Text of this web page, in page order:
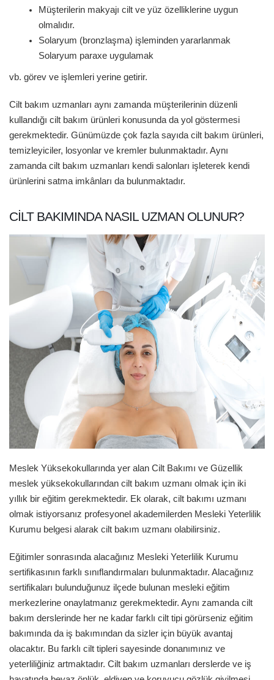
Müşterilerin makyajı cilt ve yüz özelliklerine uygun
olmalıdır.
Solaryum (bronzlaşma) işleminden yararlanmak
Solaryum paraxe uygulamak
vb. görev ve işlemleri yerine getirir.
Cilt bakım uzmanları aynı zamanda müşterilerinin düzenli
kullandığı cilt bakım ürünleri konusunda da yol göstermesi
gerekmektedir. Günümüzde çok fazla sayıda cilt bakım ürünleri,
temizleyiciler, losyonlar ve kremler bulunmaktadır. Aynı
zamanda cilt bakım uzmanları kendi salonları işleterek kendi
ürünlerini satma imkânları da bulunmaktadır.
CILT BAKIMINDA NASIL UZMAN OLUNUR?
Meslek Yüksekokullarında yer alan Cilt Bakımı ve Güzellik
meslek yüksekokullarından cilt bakım uzmanı olmak için iki
yıllık bir eğitim gerekmektedir. Ek olarak, cilt bakımı uzmanı
olmak istiyorsanız profesyonel akademilerden Mesleki Yeterlilik
Kurumu belgesi alarak cilt bakım uzmanı olabilirsiniz.
Eğitimler sonrasında alacağınız Mesleki Yeterlilik Kurumu
sertifikasının farklı sınıflandırmaları bulunmaktadır. Alacağınız
sertifikaları bulunduğunuz ilçede bulunan mesleki eğitim
merkezlerine onaylatmanız gerekmektedir. Aynı zamanda cilt
bakım derslerinde her ne kadar farklı cilt tipi görürseniz eğitim
bakımında da iş bakımından da sizler için büyük avantaj
olacaktır. Bu farklı cilt tipleri sayesinde donanımınız ve
yeterliliğiniz artmaktadır. Cilt bakım uzmanları derslerde ve iş